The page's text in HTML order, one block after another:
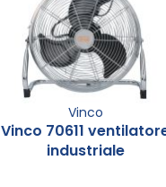
Vinco
Vinco 70611
industriale